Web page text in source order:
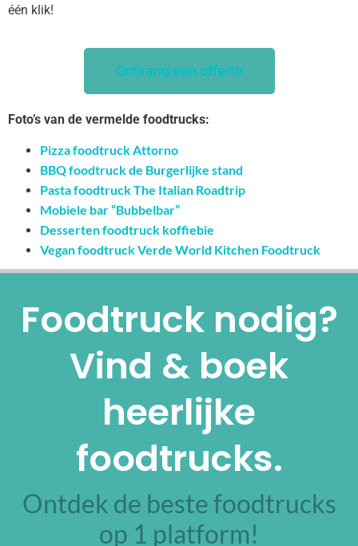
één klik!
Ontvang een offerte
Foto’s van de vermelde foodtrucks:
Pizza foodtruck Attorno
BBQ foodtruck de Burgerlijke stand
Pasta foodtruck The Italian Roadtrip
Mobiele bar “Bubbelbar”
Desserten foodtruck koffiebie
Vegan foodtruck Verde World Kitchen Foodtruck
Foodtruck nodig?
Vind & boek
heerlijke
foodtrucks.
Ontdek de beste foodtrucks
op 1 platform!